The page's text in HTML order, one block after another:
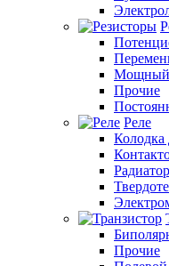
Мощный
Прочие
Реле
Колодка
Прочие